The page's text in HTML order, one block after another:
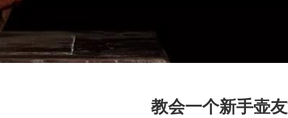
教会一个新手壶